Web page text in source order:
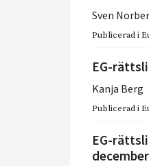
Sven
Publicerad i
EG-
Kanja Berg
Publicerad i
EG-